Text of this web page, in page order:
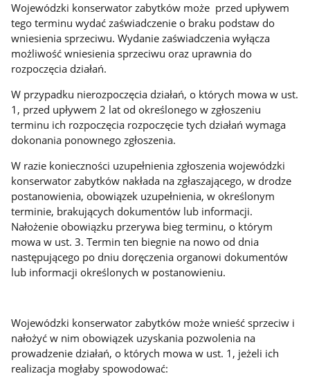
Wojewódzki konserwator zabytków może przed upływem
tego terminu wydać zaświadczenie o braku podstaw do
wniesienia sprzeciwu. Wydanie zaświadczenia wyłącza
możliwość wniesienia sprzeciwu oraz uprawnia do
rozpoczęcia działań.
W przypadku nierozpoczęcia działań, o których mowa w ust.
1, przed upływem 2 lat od określonego w zgłoszeniu
terminu ich rozpoczęcia rozpoczęcie tych działań wymaga
dokonania ponownego zgłoszenia.
W razie konieczności uzupełnienia zgłoszenia wojewódzki
konserwator zabytków nakłada na zgłaszającego, w drodze
postanowienia, obowiązek uzupełnienia, w określonym
terminie, brakujących dokumentów lub informacji.
Nałożenie obowiązku przerywa bieg terminu, o którym
mowa w ust. 3. Termin ten biegnie na nowo od dnia
następującego po dniu doręczenia organowi dokumentów
lub informacji określonych w postanowieniu.
Wojewódzki konserwator zabytków może wnieść sprzeciw i
nałożyć w nim obowiązek uzyskania pozwolenia na
prowadzenie działań, o których mowa w ust. 1, jeżeli ich
realizacja mogłaby spowodować: